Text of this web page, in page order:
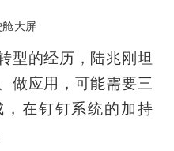
大屏
型的经历，陆兆刚坦
做应用，可能需要三
在钉钉系统的加持